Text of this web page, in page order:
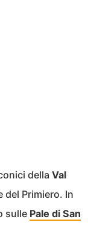
della Val
del Primiero. In
sulle Pale di San